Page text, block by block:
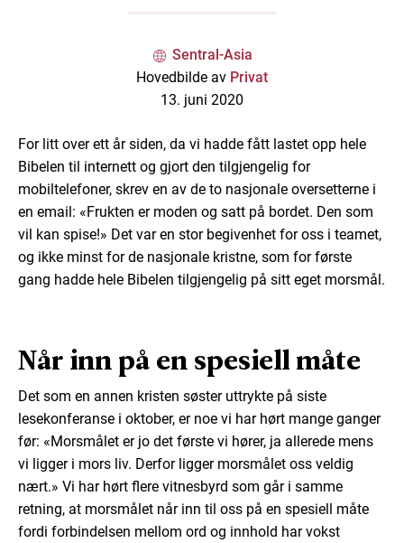
Sentral-Asia
Hovedbilde av Privat
13. juni 2020
For litt over ett år siden, da vi hadde fått lastet opp hele
Bibelen til internett og gjort den tilgjengelig for
mobiltelefoner, skrev en av de to nasjonale oversetterne i
en email: «Frukten er moden og satt på bordet. Den som
vil kan spise!» Det var en stor begivenhet for oss i teamet,
og ikke minst for de nasjonale kristne, som for første
gang hadde hele Bibelen tilgjengelig på sitt eget morsmål.
Når inn på en spesiell måte
Det som en annen kristen søster uttrykte på siste
lesekonferanse i oktober, er noe vi har hørt mange ganger
før: «Morsmålet er jo det første vi hører, ja allerede mens
vi ligger i mors liv. Derfor ligger morsmålet oss veldig
nært.» Vi har hørt flere vitnesbyrd som går i samme
retning, at morsmålet når inn til oss på en spesiell måte
fordi forbindelsen mellom ord og innhold har vokst